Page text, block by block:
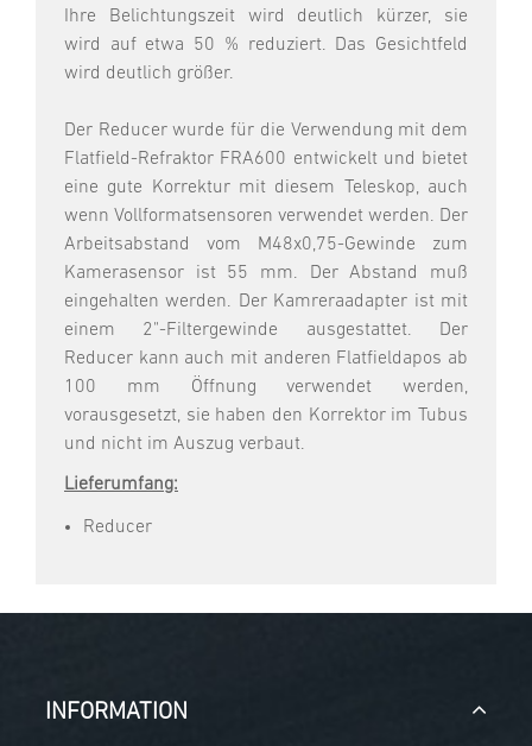
Ihre Belichtungszeit wird deutlich kürzer, sie
wird auf etwa 50 % reduziert. Das Gesichtfeld
wird deutlich größer.
Der Reducer wurde für die Verwendung mit dem
Flatfield-Refraktor FRA600 entwickelt und bietet
eine gute Korrektur mit diesem Teleskop, auch
wenn Vollformatsensoren verwendet werden. Der
Arbeitsabstand vom M48x0,75-Gewinde zum
Kamerasensor ist 55 mm. Der Abstand muß
eingehalten werden. Der Kamreraadapter ist mit
einem 2"-Filtergewinde ausgestattet. Der
Reducer kann auch mit anderen Flatfieldapos ab
100 mm Öffnung verwendet werden,
vorausgesetzt, sie haben den Korrektor im Tubus
und nicht im Auszug verbaut.
Lieferumfang:
Reducer
INFORMATION